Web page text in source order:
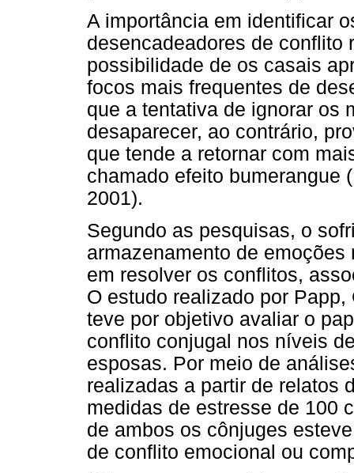
A importância em identificar
desencadeadores de conflito
possibilidade de os casais
focos mais frequentes de
que a tentativa de ignorar os
desaparecer, ao contrário,
que tende a retornar com
chamado efeito bumerangue
2001).
Segundo as pesquisas, o
armazenamento de
em resolver os conflitos,
O estudo realizado por
teve por objetivo avaliar o
conflito conjugal nos níveis
esposas. Por meio de
realizadas a partir de relatos
medidas de estresse de 100
de ambos os cônjuges
de conflito emocional ou